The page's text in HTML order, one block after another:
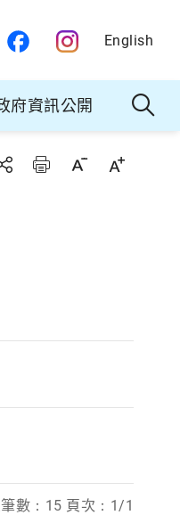
English
府資訊公開
數：15 頁次：1/1